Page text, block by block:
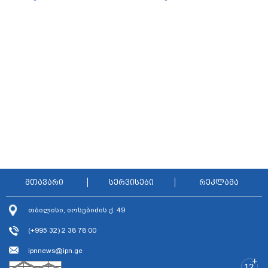
მთავარი სერვისები რეკლამა
თბილისი, იოსებიძის ქ. 49
(+995 32) 2 38 78 00
ipnnews@ipn.ge
+